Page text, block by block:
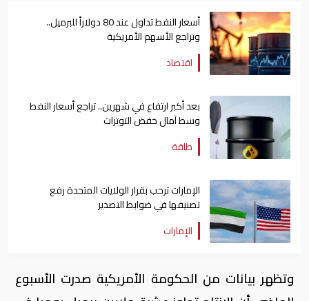
أسعار النفط تداول عند 80 دولاراً للبرميل..
وتراجع الأسهم الأمريكية
اقتصاد
بعد أكبر ارتفاع في شهرين.. تراجع أسعار النفط
وسط آمال خفض التوترات
طاقة
الإمارات ترحب بقرار الولايات المتحدة رفع
تصنيفها في ضوابط التصدير
الإمارات
وتظهر بيانات من الحكومة الأمريكية صدرت الأسبوع